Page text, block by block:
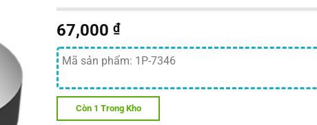
67,000₫
Mã sản phẩm: 1P-7346
Còn 1 Trong Kho